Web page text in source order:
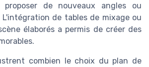
proposer de nouveaux angles ou
L'intégration de tables de mixage ou
élaborés a permis de créer des
combien le choix du plan de